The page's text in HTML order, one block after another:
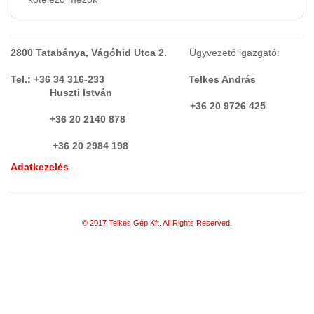
TEREM (1)
PORELSZÍVÓ BERENDEZÉSEK,
ELSZÍVÓ BERENDEZÉSEK,
PORSZŰRŐK, PORLEVÁLASZTÓK,
PORKAMRÁK (9)
ROOTS FÚVÓ (1)
ROZSDAMENTES, SAVÁLLÓ,
SEPRŐGÉP
2800 Tatabánya, Vágóhid Utca 2. Ügyvezető igazgató:
Tel.: +36 34 316-233 Telkes András
Huszti István
+36 20 9726 425
+36 20 2140 878
+36 20 2984 198
Adatkezelés
© 2017 Telkes Gép Kft. All Rights Reserved.